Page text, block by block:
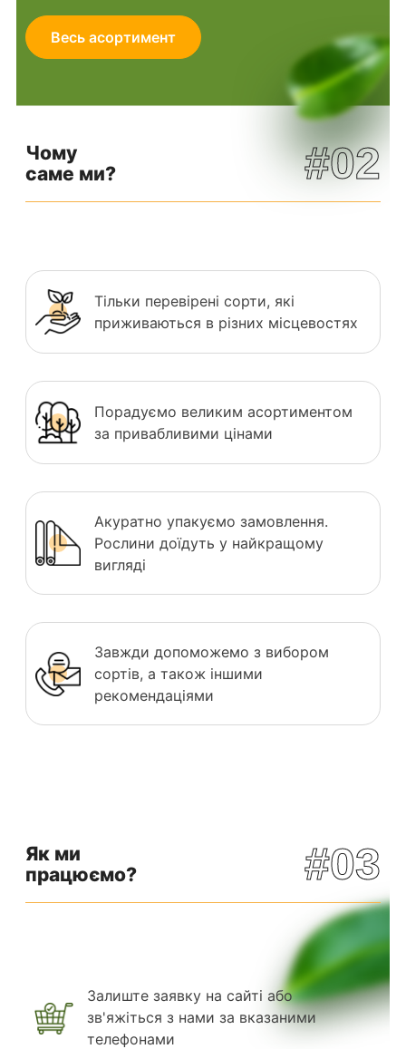
Весь асортимент
Чому
саме ми?
#02
Тільки перевірені сорти, які
приживаються в різних місцевостях
Порадуємо великим асортиментом
за привабливими цінами
Акуратно упакуємо замовлення.
Рослини доїдуть у найкращому
вигляді
Завжди допоможемо з вибором
сортів, а також іншими
рекомендаціями
Як ми
працюємо?
#03
Залиште заявку на сайті або
зв'яжіться з нами за вказаними
телефонами